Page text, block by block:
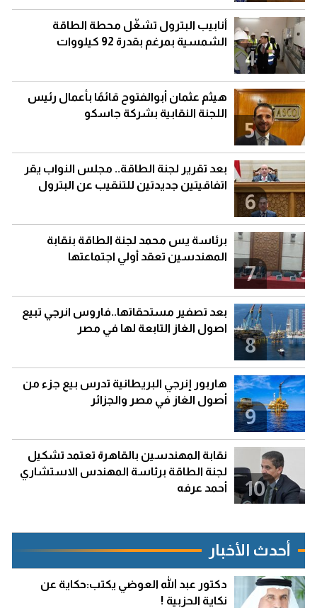
4
أنابيب البترول تشغّل محطة الطاقة
الشمسية بمرغم بقدرة 92 كيلووات
5
هيثم عثمان أبوالفتوح قائمًا بأعمال رئيس
اللجنة النقابية بشركة جاسكو
6
بعد تقرير لجنة الطاقة.. مجلس النواب يقر
اتفاقيتين جديدتين للتنقيب عن البترول
7
برئاسة يس محمد لجنة الطاقة بنقابة
المهندسين تعقد أولي اجتماعتها
8
بعد تصفير مستحقاتها..فاروس انرجي تبيع
اصول الغاز التابعة لها في مصر
9
هاربور إنرجي البريطانية تدرس بيع جزء من
أصول الغاز في مصر والجزائر
10
نقابة المهندسين بالقاهرة تعتمد تشكيل
لجنة الطاقة برئاسة المهندس الاستشاري
أحمد عرفه
أحدث الأخبار
دكتور عبد الله العوضي يكتب:حكاية عن
نكاية الحزبية !